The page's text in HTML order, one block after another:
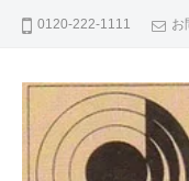
0120-222-1111 お